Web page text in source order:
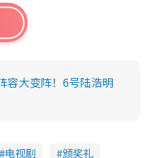
容大变阵！6号陆浩明
电视剧 颁奖礼